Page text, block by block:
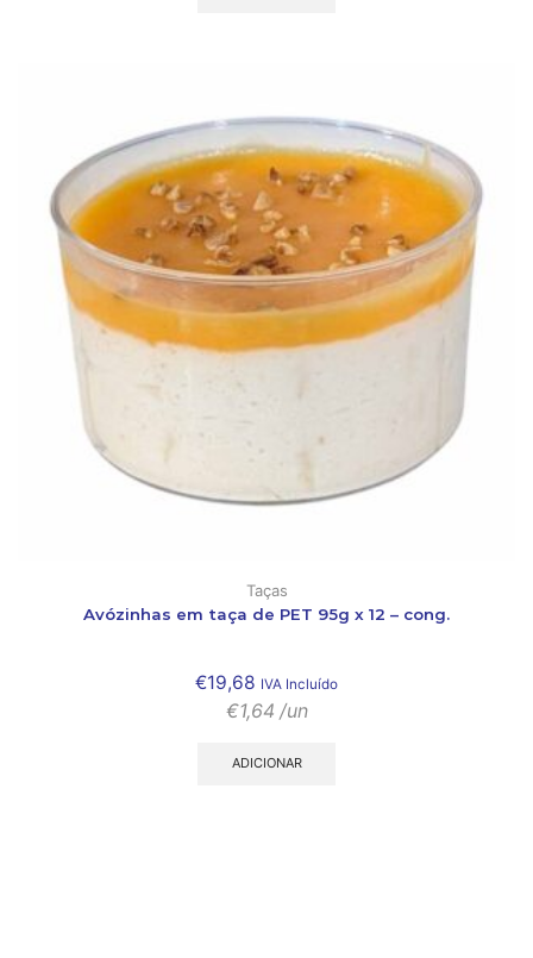
Taças
Avózinhas em taça de PET 95g x 12 – cong.
€19,68 IVA Incluído
€1,64 /un
ADICIONAR